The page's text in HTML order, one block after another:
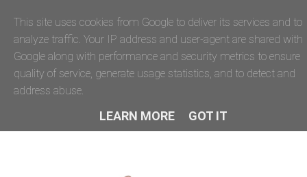
This site uses cookies from Google to deliver its services and to
analyze traffic. Your IP address and user-agent are shared with
Google along with performance and security metrics to ensure
quality of service, generate usage statistics, and to detect and
address abuse.
LEARN MORE GOT IT